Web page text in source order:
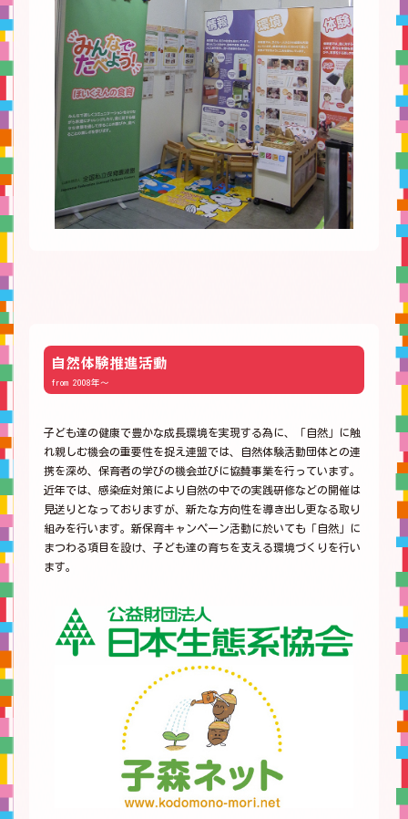
自然体験推進活動
from 2008年～
子ども達の健康で豊かな成長環境を実現する為に、「自然」に触
れ親しむ機会の重要性を捉え連盟では、自然体験活動団体との連
携を深め、保育者の学びの機会並びに協賛事業を行っています。
近年では、感染症対策により自然の中での実践研修などの開催は
見送りとなっておりますが、新たな方向性を導き出し更なる取り
組みを行います。新保育キャンペーン活動に於いても「自然」に
まつわる項目を設け、子ども達の育ちを支える環境づくりを行い
ます。